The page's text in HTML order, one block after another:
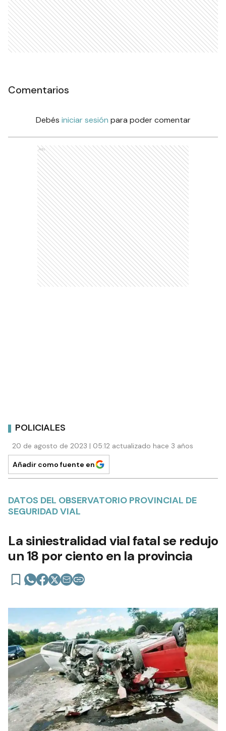
Comentarios
Debés iniciar sesión para poder comentar
Ads
POLICIALES
20 de agosto de 2023 | 05:12 actualizado hace 3 años
Añadir como fuente en
DATOS DEL OBSERVATORIO PROVINCIAL DE
SEGURIDAD VIAL
La siniestralidad vial fatal se redujo
un 18 por ciento en la provincia